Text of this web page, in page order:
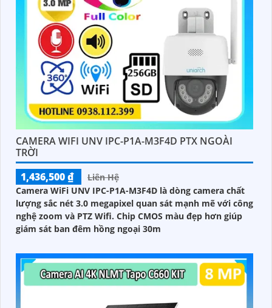
CAMERA WIFI UNV IPC-P1A-M3F4D PTX NGOÀI
TRỜI
1,436,500 ₫
Liên Hệ
Camera WiFi UNV IPC-P1A-M3F4D là dòng camera chất
lượng sắc nét 3.0 megapixel quan sát mạnh mẽ với công
nghệ zoom và PTZ Wifi. Chip CMOS màu đẹp hơn giúp
giám sát ban đêm hồng ngoại 30m